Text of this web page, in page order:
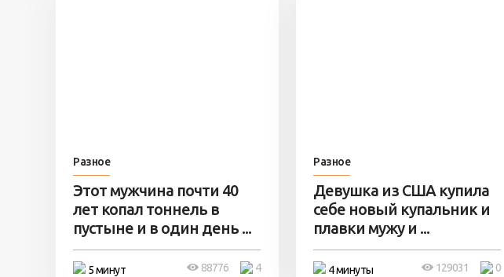
Разное
Этот мужчина почти 40
лет копал тоннель в
пустыне и в один день ...
5 минут 4
88776
Разное
Девушка из США купила
себе новый купальник и
плавки мужу и ...
4 минуты 0
129031